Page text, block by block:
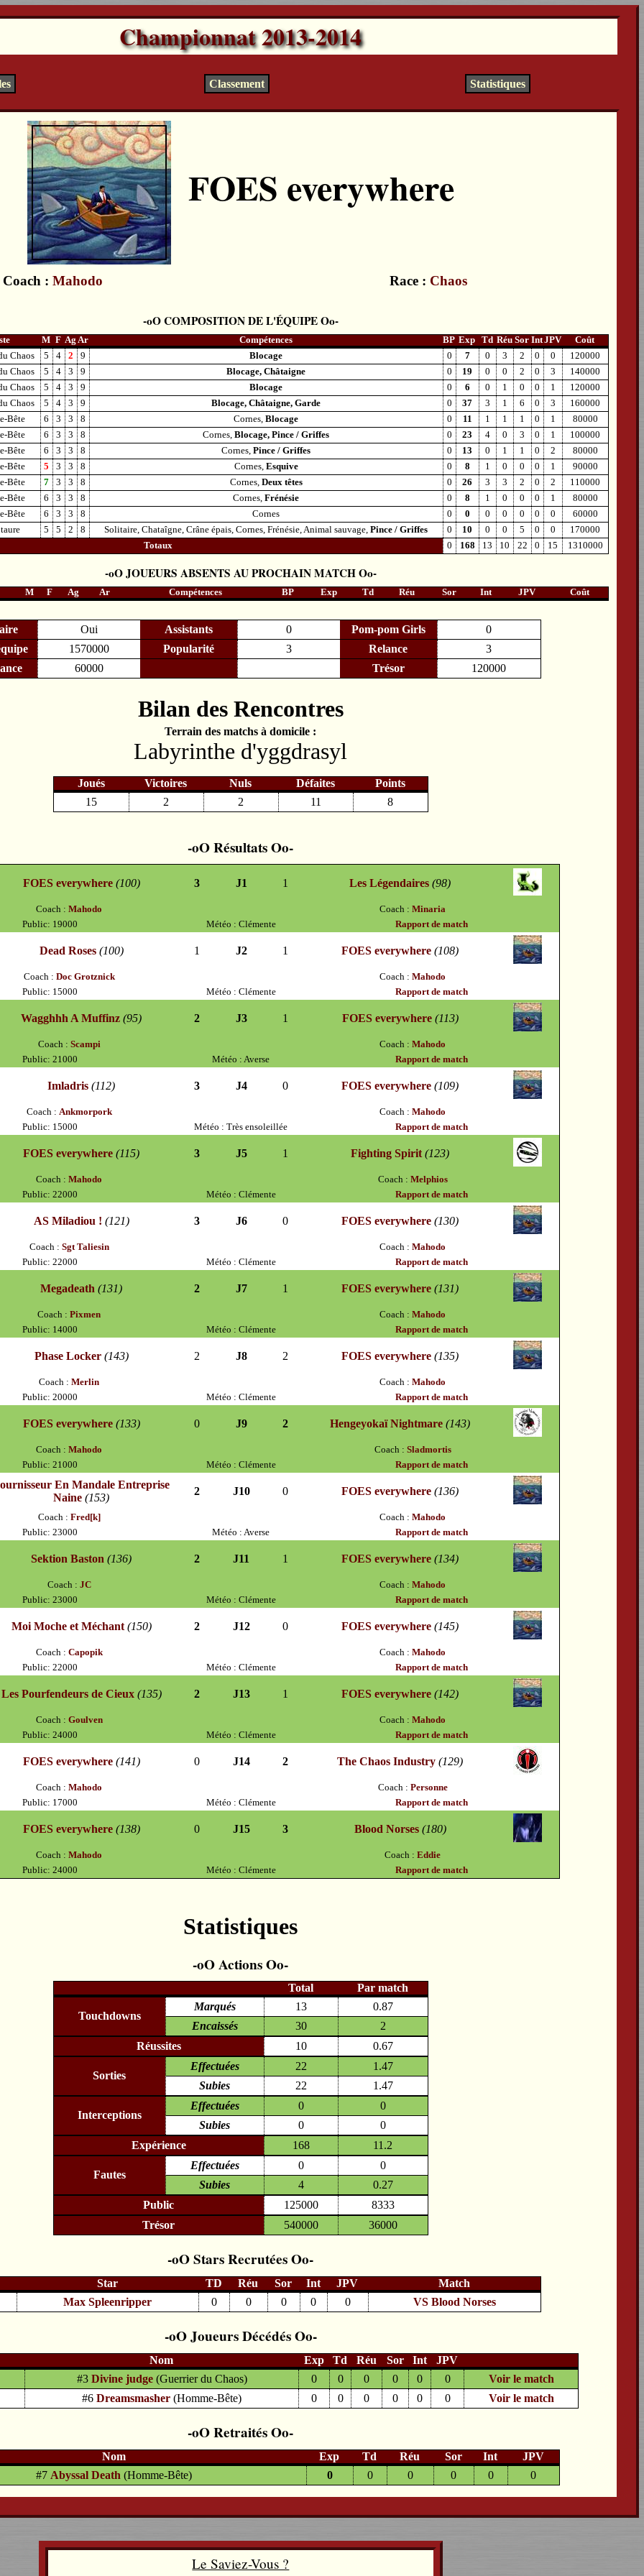
Championnat 2013-2014
Classement Statistiques
FOES everywhere
Coach : Mahodo Race : Chaos
COMPOSITION DE L'ÉQUIPE
M F Ag Ar Compétences BP Exp Td Réu Sor IntJPV
Coût
Chaos
5 4 2 9 Blocage 0 7 0 3 2 0 0
120000
Chaos
5 4 3 9 Blocage, Châtaigne 0 19 0 0 2 0 3
140000
Chaos
5 4 3 9 Blocage 0 6 0 1 0 0 1
120000
Chaos
5 4 3 9 Blocage, Châtaigne, Garde 0 37 3 1 6 0 3
160000
Bête
6 3 3 8 Cornes,Blocage 0 11 1 1 1 0 1
80000
Bête
6 3 3 8 Cornes,Blocage, Pince / Griffes 0 23 4 0 3 0 1
100000
Bête
6 3 3 8 Cornes,Pince / Griffes 0 13 0 1 1 0 2
80000
Bête
5 3 3 8 Cornes, Esquive 0 8 1 0 0 0 1
90000
Bête
7 3 3 8 Cornes, Deux têtes 0 26 3 3 2 0 2
110000
Bête
6 3 3 8 Cornes,Frénésie 0 8 1 0 0 0 1
80000
Bête
6 3 3 8 Cornes 0 0 0 0 0 0 0
60000
5 5 2 8 Solitaire, Chataîgne, Crâne épais, Cornes, Frénésie, Animal sauvage,Pince / Griffes 0 10 0 0 5 0 0
170000
Totaux
0 168 13 10 22 0 15 1310000
JOUEURS ABSENTS AU PROCHAIN MATCH
M F Ag Ar Compétences BP Exp Td Réu Sor Int JPV Coût
Oui Assistants 0 Pom-pom Girls
0
1570000 Popularité 3 Relance
3
60000 Trésor 120000
Bilan des Rencontres
Terrain des matchs à domicile :
Labyrinthe d'yggdrasyl
Joués Victoires Nuls Défaites
Points
15
2 2 11 8
Résultats
FOES everywhere (100) 3 J1 1 Les Légendaires (98)
Coach :Mahodo Coach :Minaria
Public: 19000
Météo : Clémente Rapport de match
Dead Roses (100) 1 J2 1 FOES everywhere (108)
Coach : Doc Grotznick Coach :Mahodo
Public: 15000
Météo : Clémente Rapport de match
Wagghhh A Muffinz(95) 2 J3 1 FOES everywhere (113)
Coach : Scampi Coach :Mahodo
Public: 21000
Météo : Averse Rapport de match
Imladris (112) 3 J4 0 FOES everywhere (109)
Coach : Ankmorpork Coach :Mahodo
Public: 15000
Météo : Très ensoleillée Rapport de match
FOES everywhere (115) 3 J5 1 Fighting Spirit (123)
Coach :Mahodo Coach : Melphios
Public: 22000
Météo : Clémente Rapport de match
AS Miladiou ! (121) 3 J6 0 FOES everywhere (130)
Coach : Sgt Taliesin Coach :Mahodo
Public: 22000
Météo : Clémente Rapport de match
Megadeath (131) 2 J7 1 FOES everywhere (131)
Coach :Pixmen Coach :Mahodo
Public: 14000
Météo : Clémente Rapport de match
Phase Locker (143) 2 J8 2 FOES everywhere (135)
Coach :Merlin Coach :Mahodo
Public: 20000
Météo : Clémente Rapport de match
FOES everywhere (133) 0 J9 2 Hengeyokaï Nightmare (143)
Coach :Mahodo Coach : Sladmortis
Public: 21000
Météo : Clémente Rapport de match
En Mandale Entreprise
Naine (153)
2 J10 0 FOES everywhere (136)
Coach : Fred[k] Coach :Mahodo
Public: 23000
Météo : Averse Rapport de match
Sektion Baston (136) 2 J11 1 FOES everywhere (134)
Coach : JC Coach :Mahodo
Public: 23000
Météo : Clémente Rapport de match
Moi Moche et Méchant (150) 2 J12 0 FOES everywhere (145)
Coach : Capopik Coach :Mahodo
Public: 22000
Météo : Clémente Rapport de match
Les Pourfendeurs de Cieux (135) 2 J13 1 FOES everywhere (142)
Coach : Goulven Coach :Mahodo
Public: 24000
Météo : Clémente Rapport de match
FOES everywhere (141) 0 J14 2 The Chaos Industry (129)
Coach :Mahodo Coach : Personne
Public: 17000
Météo : Clémente Rapport de match
FOES everywhere (138) 0 J15 3 Blood Norses (180)
Coach :Mahodo Coach :Eddie
Public: 24000
Météo : Clémente Rapport de match
Statistiques
Actions
Total Par match
Touchdowns
Marqués 13
0.87
Encaissés
30
2
Réussites
10 0.67
Sorties
Effectuées 22
1.47
Subies
22 1.47
Interceptions
Effectuées 0
0
Subies
0
0
Expérience
168 11.2
Fautes
Effectuées 0
0
Subies
4
0.27
Public
125000
8333
Trésor
540000 36000
Stars Recrutées
Star TD Réu Sor Int JPV
Match
Max Spleenripper
0 0 0 0 0 VS Blood Norses
Joueurs Décédés
Nom Exp Td Réu Sor Int
JPV
#3 Divine judge (Guerrier du Chaos) 0 0 0 0 0 0
Voir le match
#6Dreamsmasher (Homme-Bête) 0 0 0 0 0 0 Voir le match
Retraités
Nom Exp Td Réu Sor Int
JPV
#7 Abyssal Death (Homme-Bête) 0 0 0 0 0 0
Le Saviez-Vous ?